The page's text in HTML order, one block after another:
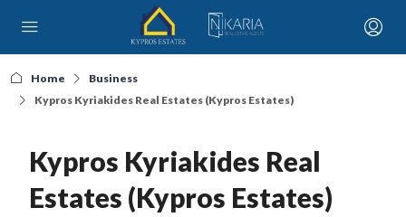
Home
Business
Kypros Kyriakides Real Estates (Kypros Estates)
Kypros Kyriakides Real
Estates (Kypros Estates)